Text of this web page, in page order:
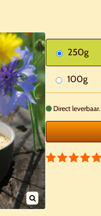
250g
100g
Direct leverbaar.